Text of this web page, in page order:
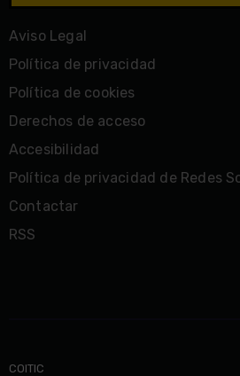
Aviso Legal
Política de privacidad
Política de cookies
Derechos de acceso
Accesibilidad
Política de privacidad de Redes
Contactar
RSS
COITIC